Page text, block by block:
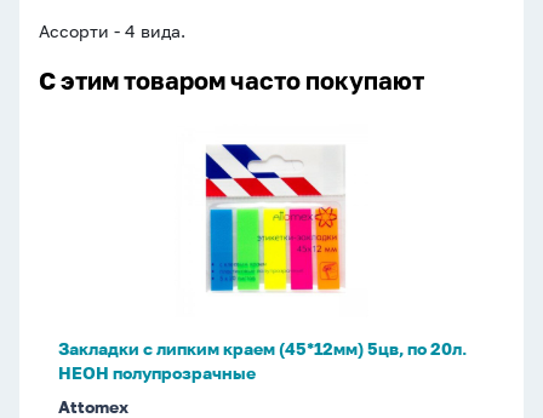
Ассорти - 4 вида.
С этим товаром часто покупают
НЕОН
полупрозрачные
Закладки с липким краем (45*12мм) 5цв, по 20л.
НЕОН полупрозрачные
Attomex